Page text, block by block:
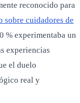
reconocido para
sobre cuidadores de
% experimentaba un
experiencias
el duelo
real y